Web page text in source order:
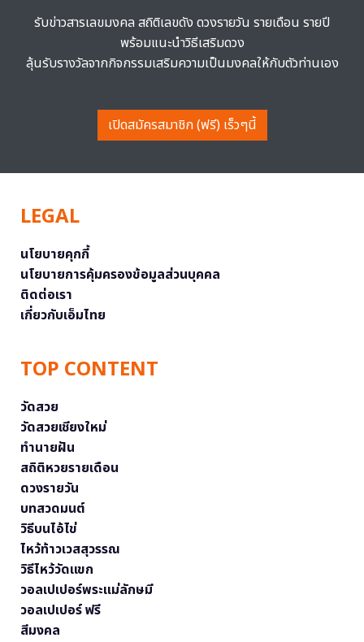
รับข่าวสารเลขมงคล สถิติเลขดัง ดวงรายวัน รายเดือน รายปี
พร้อมแนะนำวิธีเสริมดวง
ลุ้นรับรางวัลจากกิจกรรมเสริมความเป็นมงคลให้กับตัวท่านเอง
เปิดสมัครสมาชิก (ฟรี) เร็วๆนี้
LEGAL
นโยบายคุกกี้
นโยบายการคุ้มครองข้อมูลส่วนบุคคล
ติดต่อเรา
เกี่ยวกับเอ็มไทย
TOP CONTENT
วัดสวย
วัดสวยเชียงใหม่
ทำนายฝัน
สถิติหวยรายเดือน
ดวงรายวัน
บทสวดมนต์
วิธีบนไอ้ไข่
ไหว้ท้าวเวสสุวรรณ
วิธีไหว้วัดแขก
วอลเปเปอร์พระแม่ลักษมี
วอลเปเปอร์ ฟรี
สีมงคล